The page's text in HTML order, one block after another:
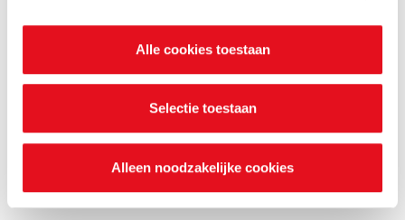
nalezen welke cookies we verzamelen, wie ze uitgeeft,
waarvoor ze dienen en hoelang ze geldig blijven. Je kan
je voorkeuren ook op elk moment wijzigen via de cookie
Alle cookies toestaan
Selectie toestaan
Alleen noodzakelijke cookies